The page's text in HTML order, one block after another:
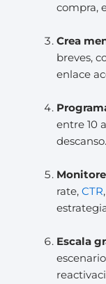
compra,
Crea
breves,
enlace
entre 10
descanso.
rate, CTR
Escala